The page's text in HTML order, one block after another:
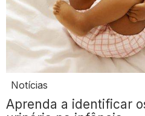
Notícias
Aprenda a identificar